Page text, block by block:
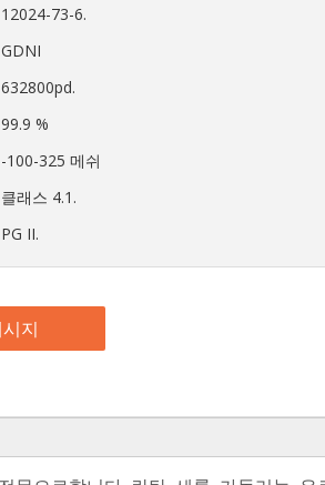
12024-73-6.
GDNI
632800pd.
99.9 %
-100-325 메쉬
클래스 4.1.
PG II.
지